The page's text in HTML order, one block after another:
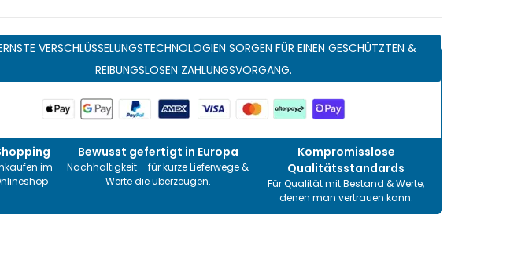
VERSCHLÜSSELUNGSTECHNOLOGIEN SORGEN FÜR EINEN GESCHÜTZTEN &
REIBUNGSLOSEN ZAHLUNGSVORGANG.
im
Bewusst gefertigt in Europa
Nachhaltigkeit – für kurze Lieferwege &
Werte die überzeugen.
Kompromisslose
Qualitätsstandards
Für Qualität mit Bestand & Werte,
denen man vertrauen kann.